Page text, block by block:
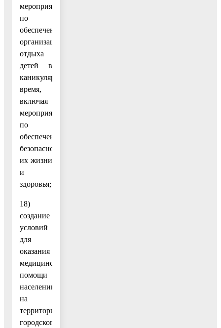
мероприятий
по
обеспечению
организации
отдыха
детей в
каникулярное
время,
включая
мероприятия
по
обеспечению
безопасности
их жизни
и
здоровья;
18)
создание
условий
для
оказания
медицинской
помощи
населению
на
территории
городского